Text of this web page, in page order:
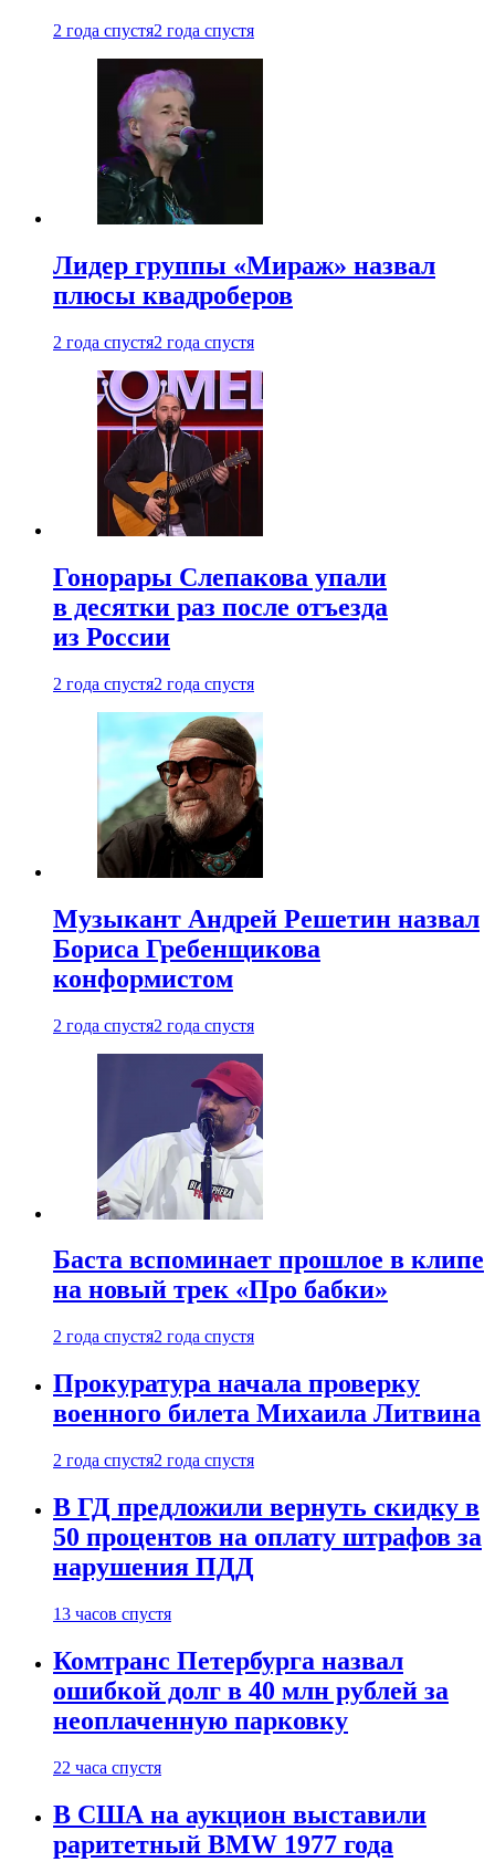
2 года спустя2 года спустя
Лидер группы «Мираж» назвал
плюсы квадроберов
2 года спустя2 года спустя
Гонорары Слепакова упали
в десятки раз после отъезда
из России
2 года спустя2 года спустя
Музыкант Андрей Решетин назвал
Бориса Гребенщикова
конформистом
2 года спустя2 года спустя
Баста вспоминает прошлое в клипе
на новый трек «Про бабки»
2 года спустя2 года спустя
Прокуратура начала проверку
военного билета Михаила Литвина
2 года спустя2 года спустя
В ГД предложили вернуть скидку в
50 процентов на оплату штрафов за
нарушения ПДД
13 часов спустя
Комтранс Петербурга назвал
ошибкой долг в 40 млн рублей за
неоплаченную парковку
22 часа спустя
В США на аукцион выставили
раритетный BMW 1977 года